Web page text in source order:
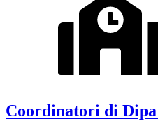
Coordinatori di